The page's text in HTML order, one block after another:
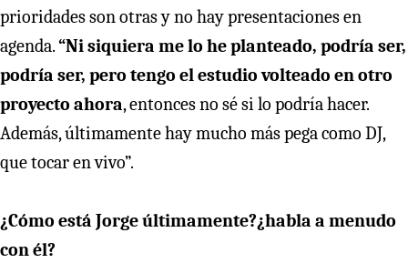
prioridades son otras y no hay presentaciones en
agenda.“Ni siquiera me lo he planteado, podría ser,
podría ser, pero tengo el estudio volteado en otro
proyecto ahora, entonces no sé si lo podría hacer.
Además, últimamente hay mucho más pega como DJ,
que tocar en vivo”.
¿Cómo está Jorge últimamente?¿habla a menudo
con él?